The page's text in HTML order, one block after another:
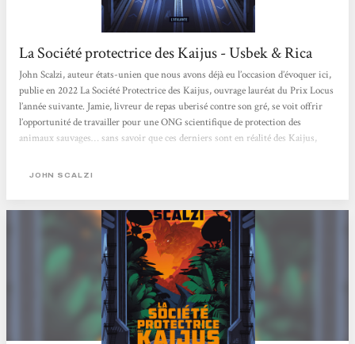
La Société protectrice des Kaijus - Usbek & Rica
John Scalzi, auteur états-unien que nous avons déjà eu l’occasion d’évoquer ici,
publie en 2022 La Société Protectrice des Kaijus, ouvrage lauréat du Prix Locus
l’année suivante. Jamie, livreur de repas uberisé contre son gré, se voit offrir
l’opportunité de travailler pour une ONG scientifique de protection des
animaux sauvages… sans savoir que ces derniers sont en réalité des Kaijus,
parallèle issue du vaste multivers. L’intention première de l’auteur, affirmée
JOHN SCALZI